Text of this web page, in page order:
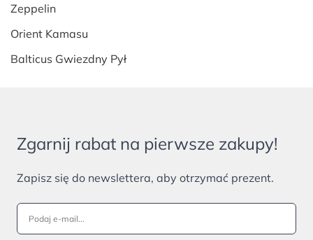
Zeppelin
Orient Kamasu
Balticus Gwiezdny Pył
Zgarnij rabat na pierwsze zakupy!
Zapisz się do newslettera, aby otrzymać prezent.